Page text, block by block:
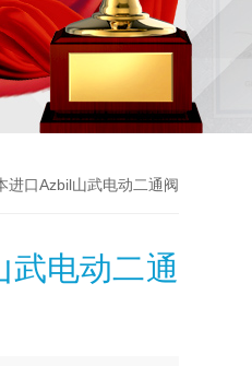
进口Azbil山武电动二通阀
武电动二通